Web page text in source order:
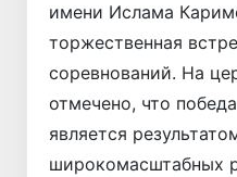
имени Ислама
торжественная
соревнований. На
отмечено, что
является
широкомасштабных